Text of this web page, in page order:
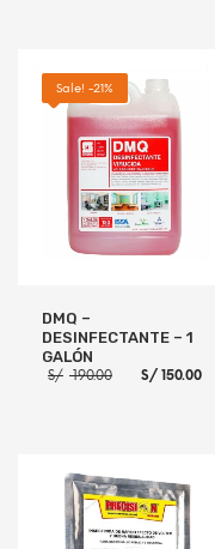
Sale! -21%
DMQ –
DESINFECTANTE – 1
GALÓN
S/ 190.00
El
S/ 150.00
AÑADIR AL CARRITO